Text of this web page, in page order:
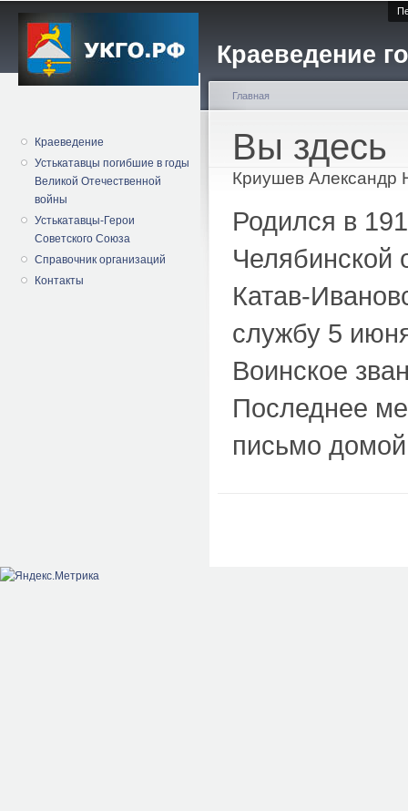
Краеведение
Краеведение
Устькатавцы погибшие в годы
Великой Отечественной
войны
Устькатавцы-Герои
Советского Союза
Справочник организаций
Контакты
Вы здесь
Главная
Криушев Александр
Родился в
Челябинской
Катав-
службу 5
Воинское
Последнее
письмо